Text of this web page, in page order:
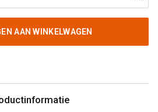
AAN WINKELWAGEN